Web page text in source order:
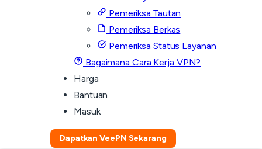
Pemeriksa Tautan
Pemeriksa Berkas
Pemeriksa Status Layanan
Bagaimana Cara Kerja VPN?
Harga
Bantuan
Masuk
Dapatkan VeePN Sekarang